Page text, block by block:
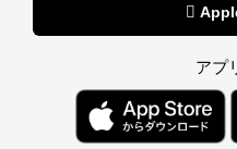

アプ